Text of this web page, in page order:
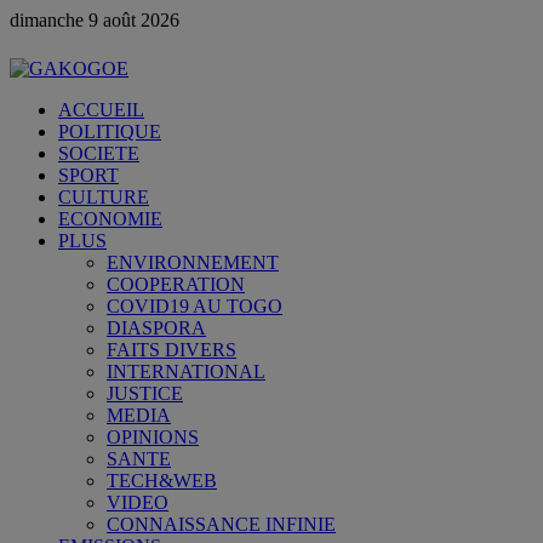
dimanche 9 août 2026
ACCUEIL
POLITIQUE
SOCIETE
SPORT
CULTURE
ECONOMIE
PLUS
ENVIRONNEMENT
COOPERATION
COVID19 AU TOGO
DIASPORA
FAITS DIVERS
INTERNATIONAL
JUSTICE
MEDIA
OPINIONS
SANTE
TECH&WEB
VIDEO
CONNAISSANCE INFINIE